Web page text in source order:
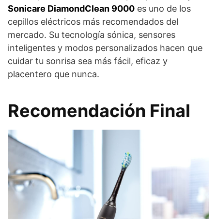
Sonicare DiamondClean 9000 es uno de los
cepillos eléctricos más recomendados del
mercado. Su tecnología sónica, sensores
inteligentes y modos personalizados hacen que
cuidar tu sonrisa sea más fácil, eficaz y
placentero que nunca.
Recomendación Final